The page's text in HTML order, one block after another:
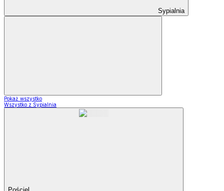
Sypialnia
Pokaż wszystko
Wszystko z Sypialnia